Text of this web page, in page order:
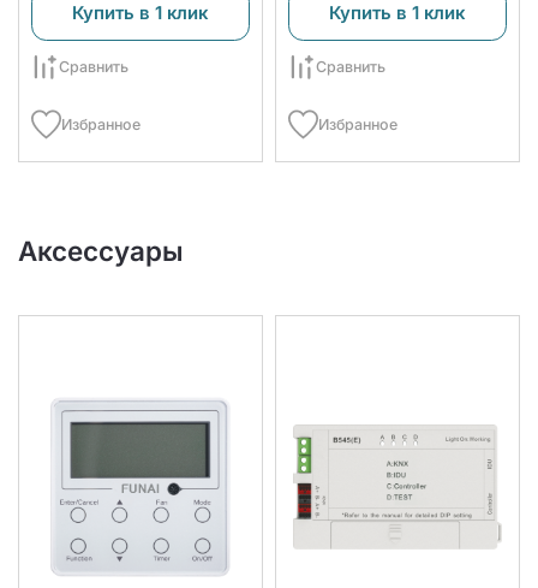
Купить в 1 клик
Сравнить
Избранное
Купить в 1 клик
Сравнить
Избранное
Аксессуары